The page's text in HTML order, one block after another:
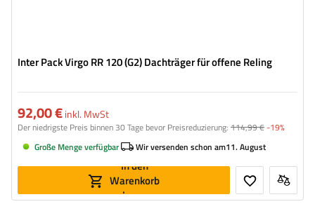
Inter Pack Virgo RR 120 (G2) Dachträger für offene Reling
92,00 €inkl. MwSt
Der niedrigste Preis binnen 30 Tage bevor Preisreduzierung: 114,99 €-19%
Große Menge verfügbar
Wir versenden schon am11. August
In den
Warenkorb
legen